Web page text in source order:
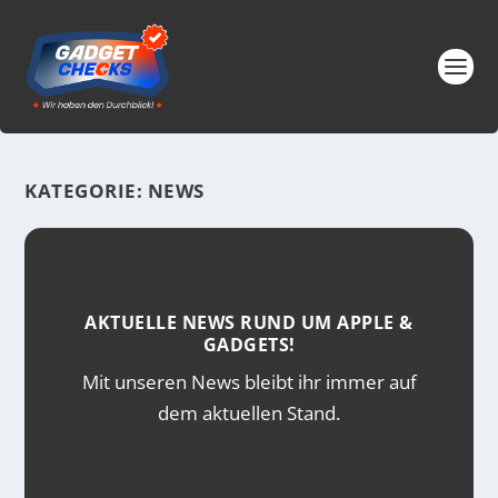
KATEGORIE: NEWS
AKTUELLE NEWS RUND UM APPLE &
GADGETS!
Mit unseren News bleibt ihr immer auf
dem aktuellen Stand.